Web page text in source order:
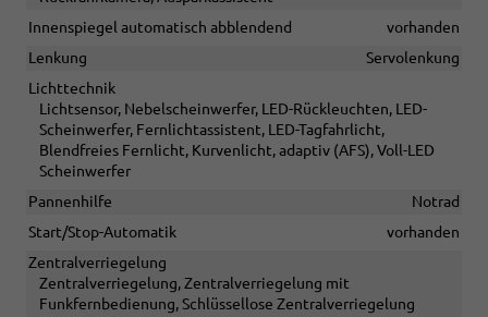
Innenspiegel automatisch abblendend
vorhanden
Lenkung
Servolenkung
Lichttechnik
Lichtsensor, Nebelscheinwerfer, LED-Rückleuchten, LED-
Scheinwerfer, Fernlichtassistent, LED-Tagfahrlicht,
Blendfreies Fernlicht, Kurvenlicht, adaptiv (AFS), Voll-LED
Scheinwerfer
Pannenhilfe
Notrad
Start/Stop-Automatik
vorhanden
Zentralverriegelung
Zentralverriegelung, Zentralverriegelung mit
Funkfernbedienung, Schlüssellose Zentralverriegelung